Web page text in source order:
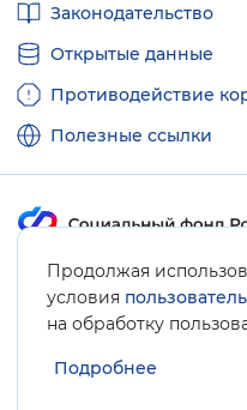
Продолжая
условия
на обработку
Подробнее
ссылкиЗаконодательство
Открытые данные
Противодействие
Полезные ссылки
Карта сайта